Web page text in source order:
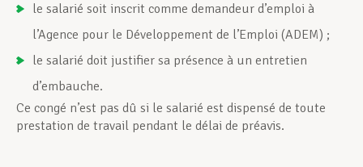
le salarié soit inscrit comme demandeur d’emploi à
l’Agence pour le Développement de l’Emploi (ADEM) ;
le salarié doit justifier sa présence à un entretien
d’embauche.
Ce congé n’est pas dû si le salarié est dispensé de toute
prestation de travail pendant le délai de préavis.